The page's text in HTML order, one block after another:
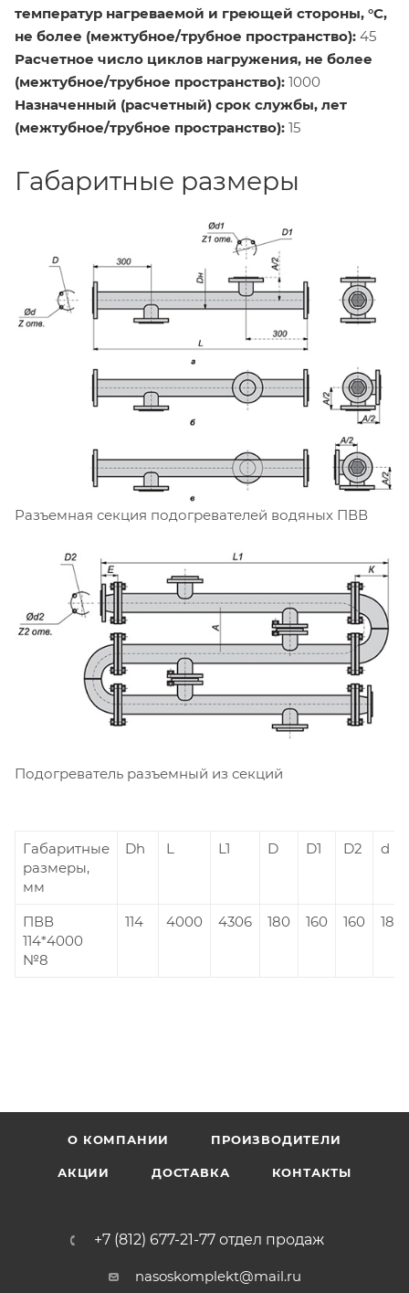
температур нагреваемой и греющей стороны, °С,
не более (межтубное/трубное пространство): 45
Расчетное число циклов нагружения, не более
(межтубное/трубное пространство): 1000
Назначенный (расчетный) срок службы, лет
(межтубное/трубное пространство): 15
Габаритные размеры
Разъемная секция подогревателей водяных ПВВ
Подогреватель разъемный из секций
Габаритные
размеры,
мм
Dh L L1 D D1 D2 d
ПВВ
114*4000
№8
114 4000 4306 180 160 160 18
О КОМПАНИИ ПРОИЗВОДИТЕЛИ
АКЦИИ ДОСТАВКА КОНТАКТЫ
+7 (812) 677-21-77 отдел продаж
nasoskomplekt@mail.ru